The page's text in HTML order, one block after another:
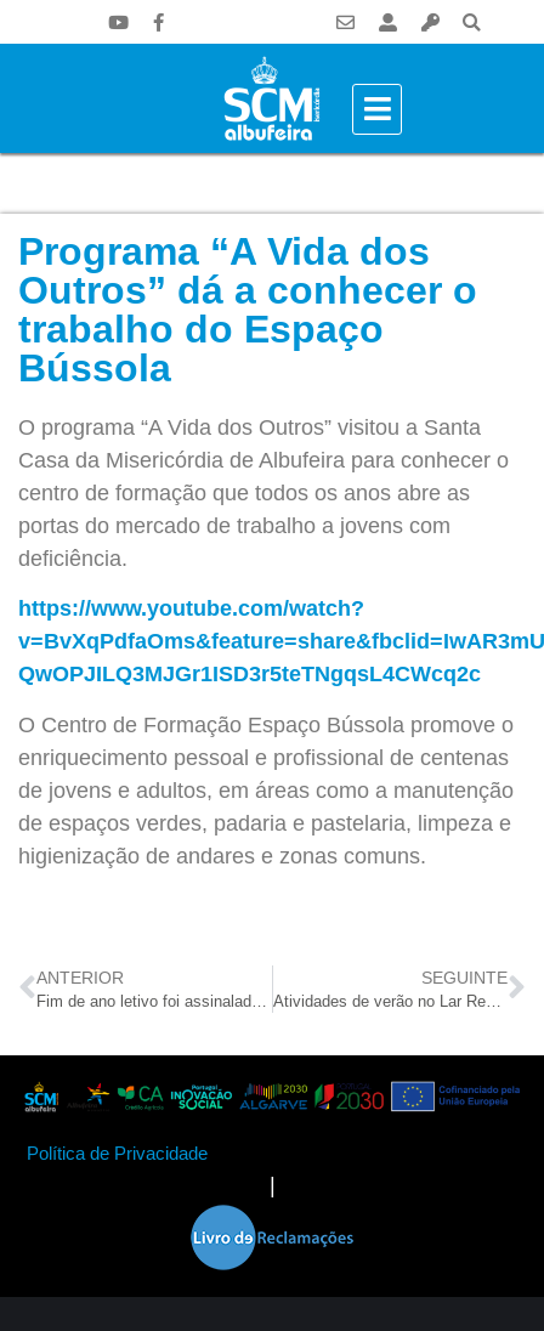
Programa “A Vida dos
Outros” dá a conhecer o
trabalho do Espaço
Bússola
O programa “A Vida dos Outros” visitou a Santa
Casa da Misericórdia de Albufeira para conhecer o
centro de formação que todos os anos abre as
portas do mercado de trabalho a jovens com
deficiência.
https://www.youtube.com/watch?
QwOPJILQ3MJGr1ISD3r5teTNgqsL4CWcq2c
O Centro de Formação Espaço Bússola promove o
enriquecimento pessoal e profissional de centenas
de jovens e adultos, em áreas como a manutenção
de espaços verdes, padaria e pastelaria, limpeza e
higienização de andares e zonas comuns.
ANTERIOR SEGUINTE
Atividades de verão no Lar Residencial S. Vicente
Política de Privacidade
|